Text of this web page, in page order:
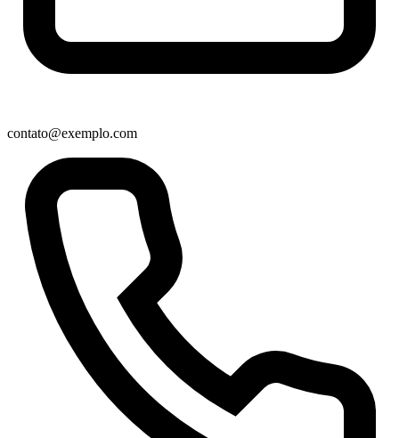
contato@exemplo.com